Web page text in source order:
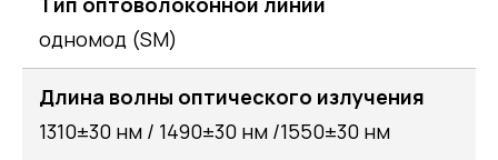
одномод (SM)
Длина волны оптического излучения
1310±30 нм / 1490±30 нм /1550±30 нм